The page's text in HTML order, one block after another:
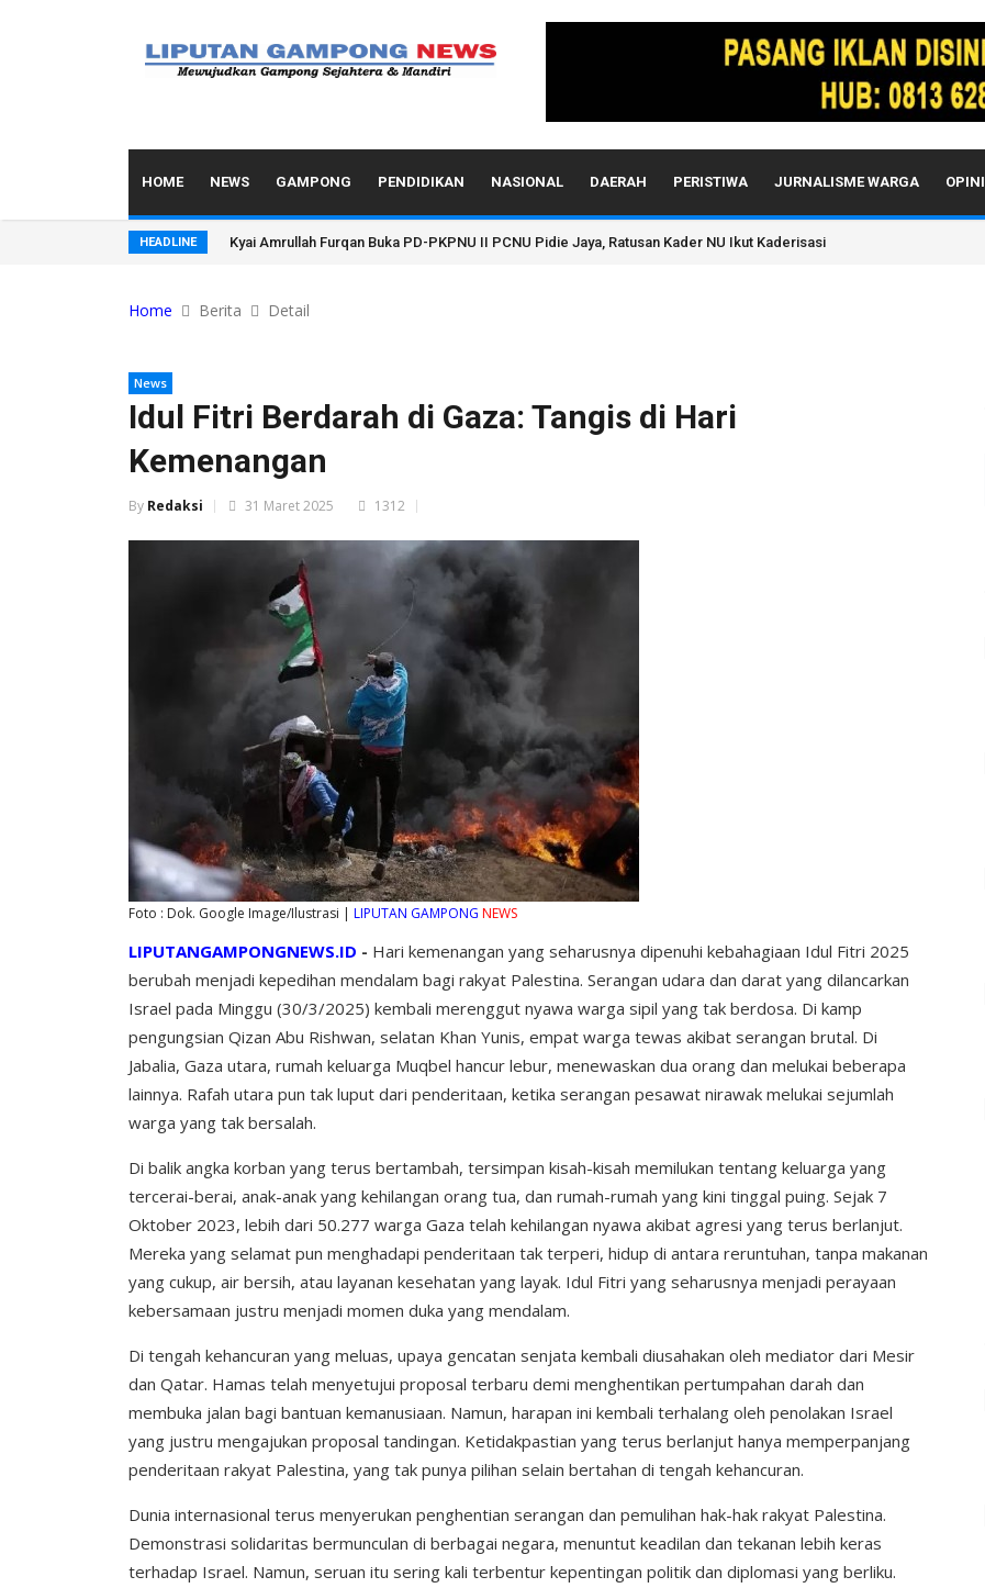
HOME NEWS GAMPONG PENDIDIKAN NASIONAL DAERAH PERISTIWA JURNALISME WARGA OPINI
HEADLINE Kyai Amrullah Furqan Buka PD-PKPNU II PCNU Pidie Jaya, Ratusan Kader NU Ikut Kaderisasi
Home Berita Detail
News
Idul Fitri Berdarah di Gaza: Tangis di Hari
Kemenangan
By Redaksi 31 Maret 2025 1312
Foto : Dok. Google Image/Ilustrasi | LIPUTAN GAMPONG NEWS
LIPUTANGAMPONGNEWS.ID - Hari kemenangan yang seharusnya dipenuhi kebahagiaan Idul Fitri 2025
berubah menjadi kepedihan mendalam bagi rakyat Palestina. Serangan udara dan darat yang dilancarkan
Israel pada Minggu (30/3/2025) kembali merenggut nyawa warga sipil yang tak berdosa. Di kamp
pengungsian Qizan Abu Rishwan, selatan Khan Yunis, empat warga tewas akibat serangan brutal. Di
Jabalia, Gaza utara, rumah keluarga Muqbel hancur lebur, menewaskan dua orang dan melukai beberapa
lainnya. Rafah utara pun tak luput dari penderitaan, ketika serangan pesawat nirawak melukai sejumlah
warga yang tak bersalah.
Di balik angka korban yang terus bertambah, tersimpan kisah-kisah memilukan tentang keluarga yang
tercerai-berai, anak-anak yang kehilangan orang tua, dan rumah-rumah yang kini tinggal puing. Sejak 7
Oktober 2023, lebih dari 50.277 warga Gaza telah kehilangan nyawa akibat agresi yang terus berlanjut.
Mereka yang selamat pun menghadapi penderitaan tak terperi, hidup di antara reruntuhan, tanpa makanan
yang cukup, air bersih, atau layanan kesehatan yang layak. Idul Fitri yang seharusnya menjadi perayaan
kebersamaan justru menjadi momen duka yang mendalam.
Di tengah kehancuran yang meluas, upaya gencatan senjata kembali diusahakan oleh mediator dari Mesir
dan Qatar. Hamas telah menyetujui proposal terbaru demi menghentikan pertumpahan darah dan
membuka jalan bagi bantuan kemanusiaan. Namun, harapan ini kembali terhalang oleh penolakan Israel
yang justru mengajukan proposal tandingan. Ketidakpastian yang terus berlanjut hanya memperpanjang
penderitaan rakyat Palestina, yang tak punya pilihan selain bertahan di tengah kehancuran.
Dunia internasional terus menyerukan penghentian serangan dan pemulihan hak-hak rakyat Palestina.
Demonstrasi solidaritas bermunculan di berbagai negara, menuntut keadilan dan tekanan lebih keras
terhadap Israel. Namun, seruan itu sering kali terbentur kepentingan politik dan diplomasi yang berliku.